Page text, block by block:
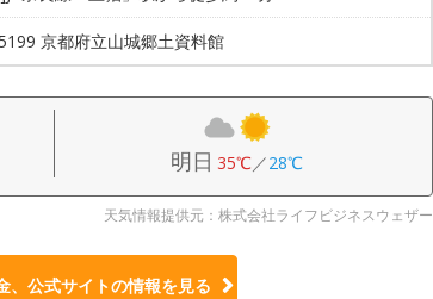
京都府立山城郷土資料館
明日 35℃／28℃
天気情報提供元：株式会社ライフビジネスウェザー
、公式サイトの情報を見る